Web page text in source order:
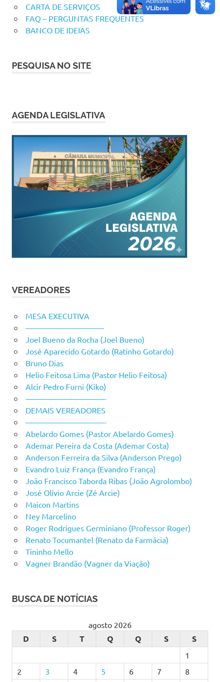
CARTA DE SERVIÇOS
FAQ – PERGUNTAS FREQUENTES
BANCO DE IDEIAS
PESQUISA NO SITE
AGENDA LEGISLATIVA
VEREADORES
MESA EXECUTIVA
——————————
Joel Bueno da Rocha (Joel Bueno)
José Aparecido Gotardo (Ratinho Gotardo)
Bruno Dias
Helio Feitosa Lima (Pastor Helio Feitosa)
Alcir Pedro Furni (Kiko)
——————————-
DEMAIS VEREADORES
——————————-
Abelardo Gomes (Pastor Abelardo Gomes)
Ademar Pereira da Costa (Ademar Costa)
Anderson Ferreira da Silva (Anderson Prego)
Evandro Luiz França (Evandro França)
João Francisco Taborda Ribas (João Agrolombo)
José Olívio Arcie (Zé Arcie)
Maicon Martins
Ney Marcelino
Roger Rodrigues Germiniano (Professor Roger)
Renato Tocumantel (Renato da Farmácia)
Tininho Mello
Vagner Brandão (Vagner da Viação)
BUSCA DE NOTÍCIAS
agosto 2026
D S T Q Q S S
1
2
3 4 5 6 7
8